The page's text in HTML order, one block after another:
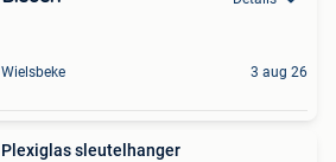
Wielsbeke 3 aug 26
Plexiglas sleutelhanger